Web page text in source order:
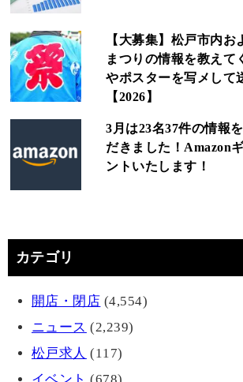
【大募集】松戸市内
まつりの情報を教えて
やポスターを写メして
【2026】
3月は23名37件の情報
だきました！Amazon
ントいたします！
カテゴリ
開店・閉店 (4,554)
ニュース (2,239)
松戸求人 (117)
イベント (678)